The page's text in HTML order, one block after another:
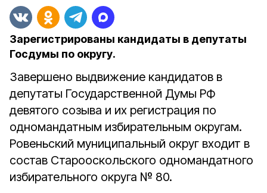
Зарегистрированы кандидаты в депутаты
Госдумы по округу.
Завершено выдвижение кандидатов в
депутаты Государственной Думы РФ
девятого созыва и их регистрация по
одномандатным избирательным округам.
Ровеньский муниципальный округ входит в
состав Старооскольского одномандатного
избирательного округа № 80.